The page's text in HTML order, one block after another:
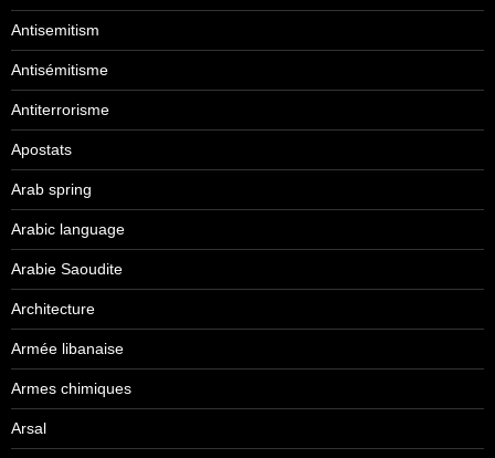
Antisemitism
Antisémitisme
Antiterrorisme
Apostats
Arab spring
Arabic language
Arabie Saoudite
Architecture
Armée libanaise
Armes chimiques
Arsal